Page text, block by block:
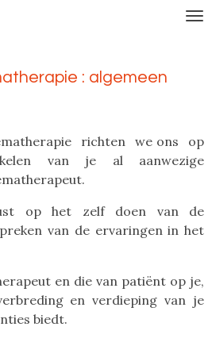
: algemeen
richten we ons op
van je al aanwezige
op het zelf doen van de
van de ervaringen in het
en die van patiënt op je,
en verdieping van je
biedt.